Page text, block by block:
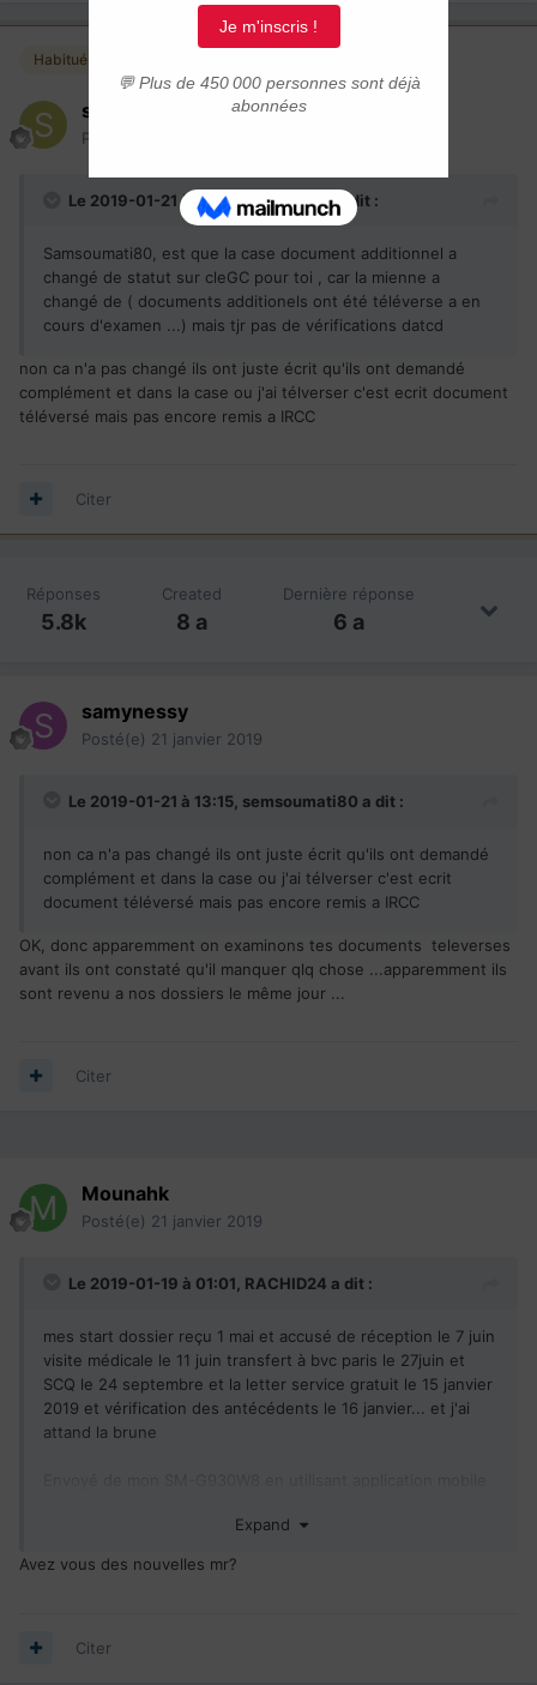
Habitués
semsoumati80
Posté(e)
Le 2019-01-21 à 12:40,samynessya dit :
Samsoumati80, est que la case document additionnel a
changé de statut sur cleGC pour toi , car la mienne a
changé de ( documents additionels ont été téléverse a en
cours d'examen ...) mais tjr pas de vérifications datcd
non ca n'a pas changé ils ont juste écrit qu'ils ont demandé
complément et dans la case ou j'ai télverser c'est ecrit document
téléversé mais pas encore remis a IRCC
Citer
Réponses
5.8k
Created
8 a
Dernière réponse
6 a
samynessy
Posté(e) 21 janvier 2019
Le 2019-01-21 à 13:15, semsoumati80 a dit :
non ca n'a pas changé ils ont juste écrit qu'ils ont demandé
complément et dans la case ou j'ai télverser c'est ecrit
document téléversé mais pas encore remis a IRCC
OK, donc apparemment on examinons tes documents televerses
avant ils ont constaté qu'il manquer qlq chose ...apparemment ils
sont revenu a nos dossiers le même jour ...
Citer
Mounahk
Posté(e) 21 janvier 2019
Le 2019-01-19 à 01:01, RACHID24 a dit :
mes start dossier reçu 1 mai et accusé de réception le 7 juin
visite médicale le 11 juin transfert à bvc paris le 27juin et
SCQ le 24 septembre et la letter service gratuit le 15 janvier
2019 et vérification des antécédents le 16 janvier... et j'ai
attand la brune
Expand
Avez vous des nouvelles mr?
Citer